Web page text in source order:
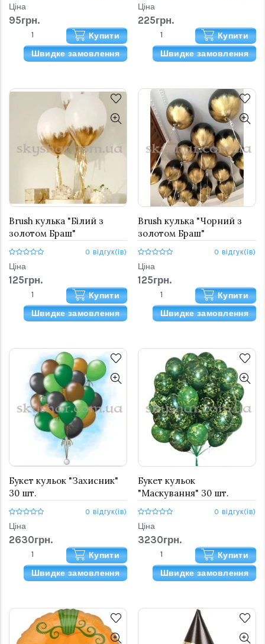
Ціна
95грн.
Купити
Швидке замовлення
Ціна
225грн.
Купити
Швидке замовлення
Brush кулька "Білий з
золотом Браш"
0 відгук(ів)
Ціна
125грн.
Купити
Швидке замовлення
Brush кулька "Чорний з
золотом Браш"
0 відгук(ів)
Ціна
125грн.
Купити
Швидке замовлення
Букет кульок "Захисник"
30 шт.
0 відгук(ів)
Ціна
2630грн.
Купити
Швидке замовлення
Букет кульок
"Маскування" 30 шт.
0 відгук(ів)
Ціна
3230грн.
Купити
Швидке замовлення